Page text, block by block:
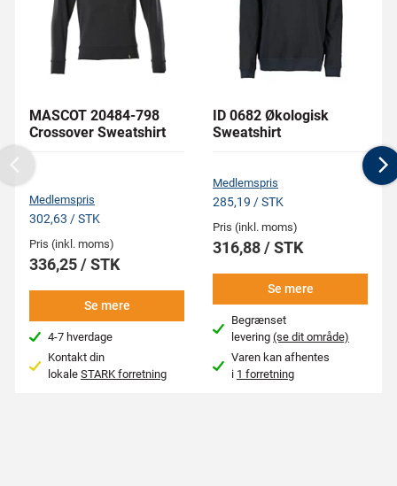
MASCOT 20484-798
Crossover Sweatshirt
Medlemspris
302,63 / STK
Pris (inkl. moms)
336,25 / STK
Se mere
4-7 hverdage
Kontakt din
lokale STARK forretning
ID 0682 Økologisk
Sweatshirt
Medlemspris
285,19 / STK
Pris (inkl. moms)
316,88 / STK
Se mere
Begrænset
levering(se dit område)
Varen kan afhentes
i 1 forretning
Previous